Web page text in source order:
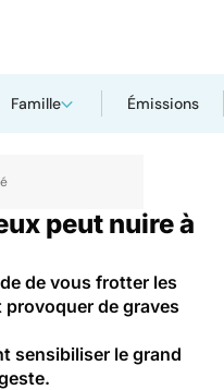
Famille Émissions
peut nuire à
de vous frotter les
de graves
sensibiliser le grand